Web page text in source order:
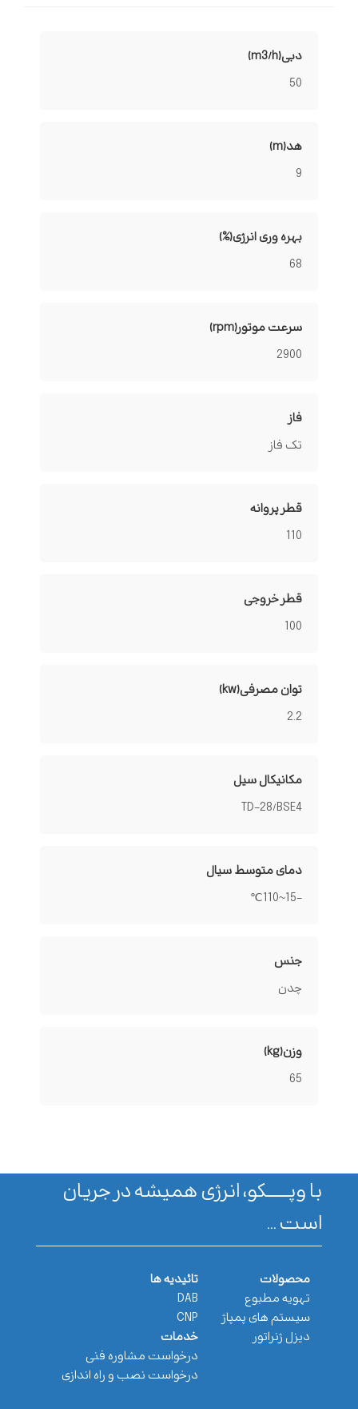
دبی(m3/h)
50
هد(m)
9
بهره وری انرژی(%)
68
سرعت موتور(rpm)
2900
فاز
تک فاز
قطر پروانه
110
قطر خروجی
100
توان مصرفی(kw)
2.2
مکانیکال سیل
TD-28/BSE4
دمای متوسط سیال
-15~110℃
جنس
چدن
وزن(kg)
65
با وپـــــــکو، انرژی همیشه در جریان
است ...
محصولات
تهویه مطبوع
سیستم های پمپاژ
دیزل ژنراتور
تائیدیه ها
DAB
CNP
خدمات
درخواست مشاوره فنی
درخواست نصب و راه اندازی